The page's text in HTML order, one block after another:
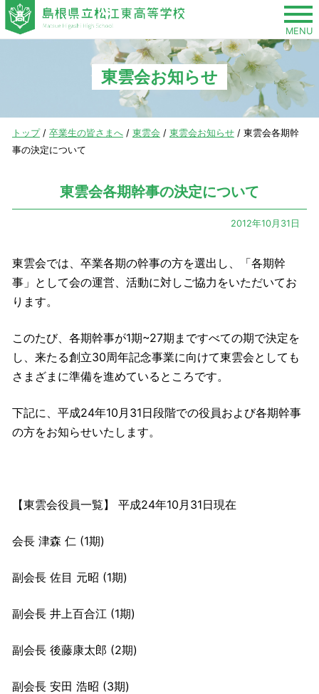
このページの本文へ
MENU
東雲会お知らせ
現
在
トップ/ 卒業生の皆さまへ / 東雲会 / 東雲会お知らせ / 東雲会各期幹
事の決定について
東雲会各期幹事の決定について
2012年10月31日
東雲会では、卒業各期の幹事の方を選出し、「各期幹
事」として会の運営、活動に対しご協力をいただいてお
ります。
このたび、各期幹事が1期~27期まですべての期で決定を
し、来たる創立30周年記念事業に向けて東雲会としても
さまざまに準備を進めているところです。
下記に、平成24年10月31日段階での役員および各期幹事
の方をお知らせいたします。
【東雲会役員一覧】 平成24年10月31日現在
会長 津森 仁 (1期)
副会長 佐目 元昭 (1期)
副会長 井上百合江 (1期)
副会長 後藤康太郎 (2期)
副会長 安田 浩昭 (3期)